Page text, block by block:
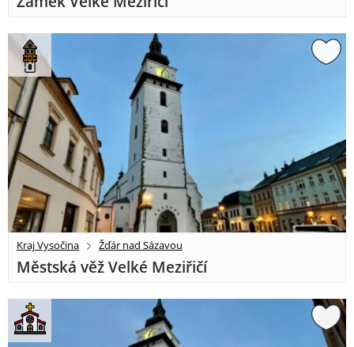
Kraj Vysočina Žďár nad Sázavou
Městská věž Velké Meziřičí